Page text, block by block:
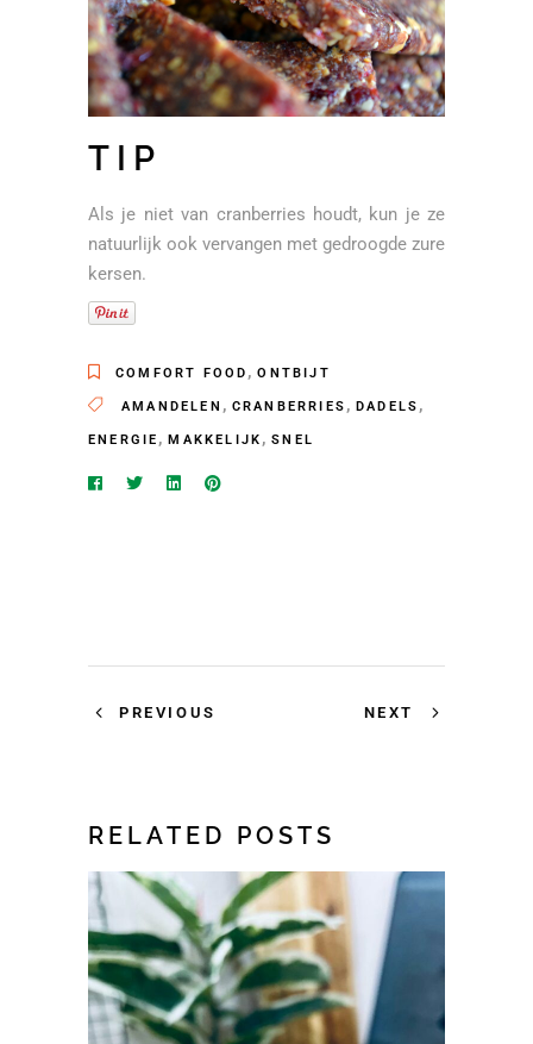
TIP
Als je niet van cranberries houdt, kun je ze
natuurlijk ook vervangen met gedroogde zure
kersen.
COMFORT FOOD ,ONTBIJT
AMANDELEN , CRANBERRIES ,DADELS ,
ENERGIE ,MAKKELIJK ,SNEL
PREVIOUS NEXT
RELATED POSTS